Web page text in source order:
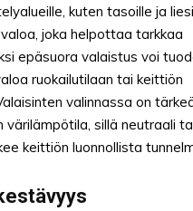
kuten tasoille ja
joka helpottaa tarkkaa
epäsuora valaistus voi
ruokailutilaan tai keittiön
valinnassa on
värilämpötila, sillä neutraali
keittiön luonnollista